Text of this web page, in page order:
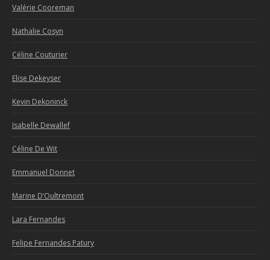
Valérie Cooreman
Nathalie Cosyn
Céline Couturier
Elise Dekeyser
Kevin Dekoninck
Isabelle Dewallef
Céline De Wit
Emmanuel Donnet
Marine D’Oultremont
Lara Fernandes
Felipe Fernandes Patury